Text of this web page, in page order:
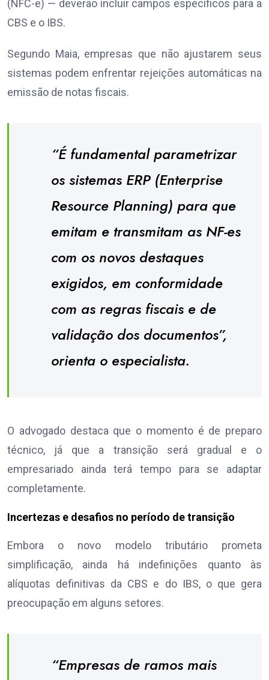
(NFC-e) — deverão incluir campos específicos para a
CBS e o IBS.
Segundo Maia, empresas que não ajustarem seus
sistemas podem enfrentar rejeições automáticas na
emissão de notas fiscais.
“É fundamental parametrizar
os sistemas ERP (Enterprise
Resource Planning) para que
emitam e transmitam as NF-es
com os novos destaques
exigidos, em conformidade
com as regras fiscais e de
validação dos documentos”,
orienta o especialista.
O advogado destaca que o momento é de preparo
técnico, já que a transição será gradual e o
empresariado ainda terá tempo para se adaptar
completamente.
Incertezas e desafios no período de transição
Embora o novo modelo tributário prometa
simplificação, ainda há indefinições quanto às
alíquotas definitivas da CBS e do IBS, o que gera
preocupação em alguns setores.
“Empresas de ramos mais